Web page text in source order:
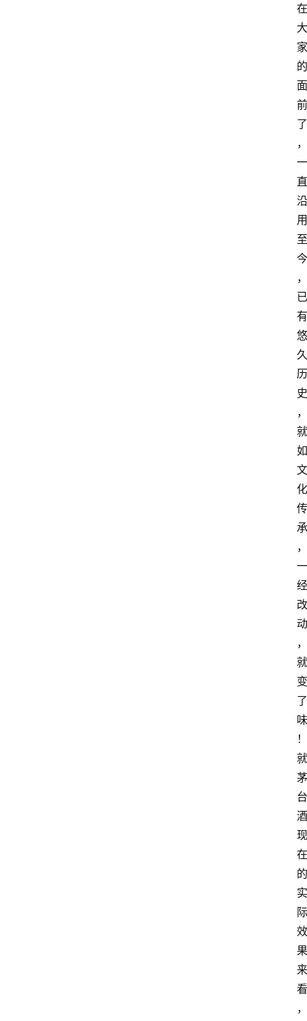
在
大
家
的
面
前
了
，
一
直
沿
用
至
今
，
已
有
悠
久
历
史
，
就
如
文
化
传
承
，
一
经
改
动
，
就
变
了
味
！
就
茅
台
酒
现
在
的
实
际
效
果
来
看
，